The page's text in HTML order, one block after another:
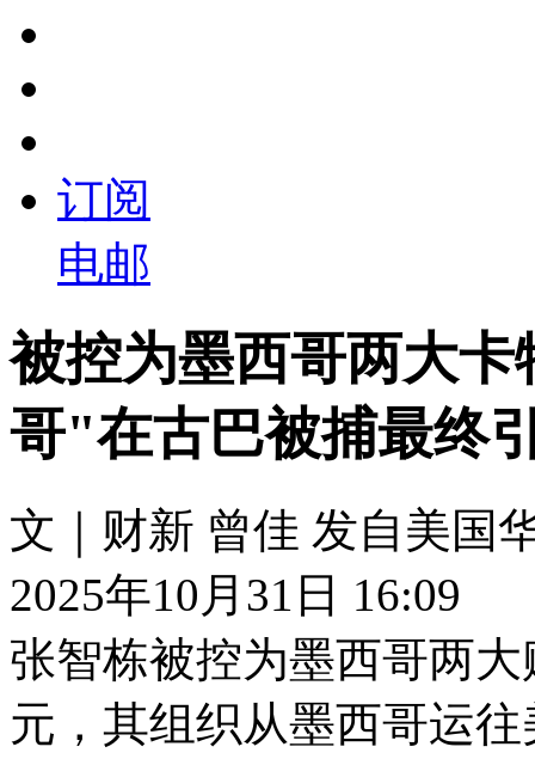
订阅
电邮
被控为墨西哥两大
哥"在古巴被捕最终
文｜财新 曾佳 发自美国
2025年10月31日 16:09
张智栋被控为墨西哥两
元，其组织从墨西哥运